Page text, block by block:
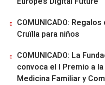
COMUNICADO:
Cruïlla para niños
COMUNICADO: La
convoca el I Premio a
Medicina Familiar y